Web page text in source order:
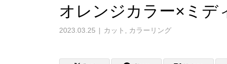
オレンジカラー×ミデ
2023.03.25 カット , カラーリング